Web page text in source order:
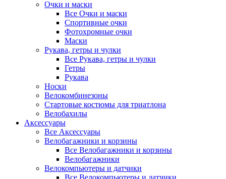
Очки и маски
Все Очки и маски
Спортивные очки
Фотохромные очки
Маски
Рукава, гетры и чулки
Все Рукава, гетры и чулки
Гетры
Рукава
Носки
Велокомбинезоны
Стартовые костюмы для триатлона
Велобахилы
Аксессуары
Все Аксессуары
Велобагажники и корзины
Все Велобагажники и корзины
Велобагажники
Велокомпьютеры и датчики
Все Велокомпьютеры и датчики